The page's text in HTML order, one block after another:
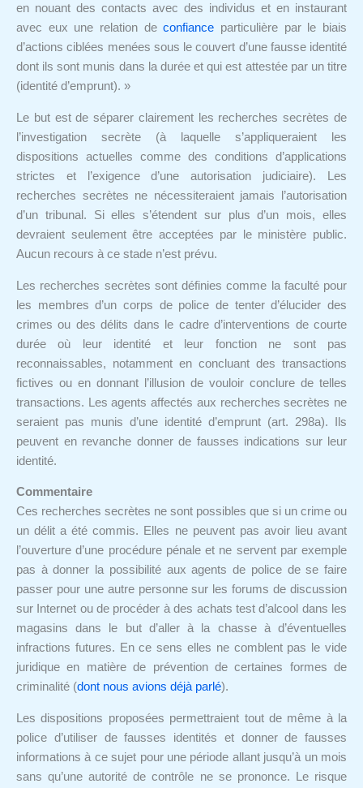
en nouant des contacts avec des individus et en instaurant
avec eux une relation deconfiance particulière par le biais
d’actions ciblées menées sous le couvert d’une fausse identité
dont ils sont munis dans la durée et qui est attestée par un titre
(identité d’emprunt). »
Le but est de séparer clairement les recherches secrètes de
l’investigation secrète (à laquelle s’appliqueraient les
dispositions actuelles comme des conditions d’applications
strictes et l’exigence d’une autorisation judiciaire). Les
recherches secrètes ne nécessiteraient jamais l’autorisation
d’un tribunal. Si elles s’étendent sur plus d’un mois, elles
devraient seulement être acceptées par le ministère public.
Aucun recours à ce stade n’est prévu.
Les recherches secrètes sont définies comme la faculté pour
les membres d’un corps de police de tenter d’élucider des
crimes ou des délits dans le cadre d’interventions de courte
durée où leur identité et leur fonction ne sont pas
reconnaissables, notamment en concluant des transactions
fictives ou en donnant l’illusion de vouloir conclure de telles
transactions. Les agents affectés aux recherches secrètes ne
seraient pas munis d’une identité d’emprunt (art. 298a). Ils
peuvent en revanche donner de fausses indications sur leur
identité.
Commentaire
Ces recherches secrètes ne sont possibles que si un crime ou
un délit a été commis. Elles ne peuvent pas avoir lieu avant
l’ouverture d’une procédure pénale et ne servent par exemple
pas à donner la possibilité aux agents de police de se faire
passer pour une autre personne sur les forums de discussion
sur Internet ou de procéder à des achats test d’alcool dans les
magasins dans le but d’aller à la chasse à d’éventuelles
infractions futures. En ce sens elles ne comblent pas le vide
juridique en matière de prévention de certaines formes de
criminalité (dont nous avions déjà parlé).
Les dispositions proposées permettraient tout de même à la
police d’utiliser de fausses identités et donner de fausses
informations à ce sujet pour une période allant jusqu’à un mois
sans qu’une autorité de contrôle ne se prononce. Le risque